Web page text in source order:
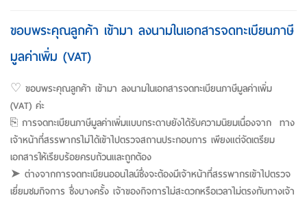
ขอบพระคุณลูกค้า เข้ามา ลงนามในเอกสารจดทะเบียนภาษี
มูลค่าเพิ่ม (VAT)
♡ ขอบพระคุณลูกค้า เข้ามา ลงนามในเอกสารจดทะเบียนภาษีมูลค่าเพิ่ม
(VAT) ค่ะ
⎘ การจดทะเบียนภาษีมูลค่าเพิ่มแบบกระดาษยังได้รับความนิยมเนื่องจาก ทาง
เจ้าหน้าที่สรรพากรไม่ได้เข้าไปตรวจสถานประกอบการ เพียงแต่จัดเตรียม
เอกสารให้เรียบร้อยครบถ้วนและถูกต้อง
➤ ต่างจากการจดทะเบียนออนไลน์ซึ่งจะต้องมีเจ้าหน้าที่สรรพากรเข้าไปตรวจ
เยี่ยมชมกิจการ ซึ่งบางครั้ง เจ้าของกิจการไม่สะดวกหรือเวลาไม่ตรงกับทางเจ้า